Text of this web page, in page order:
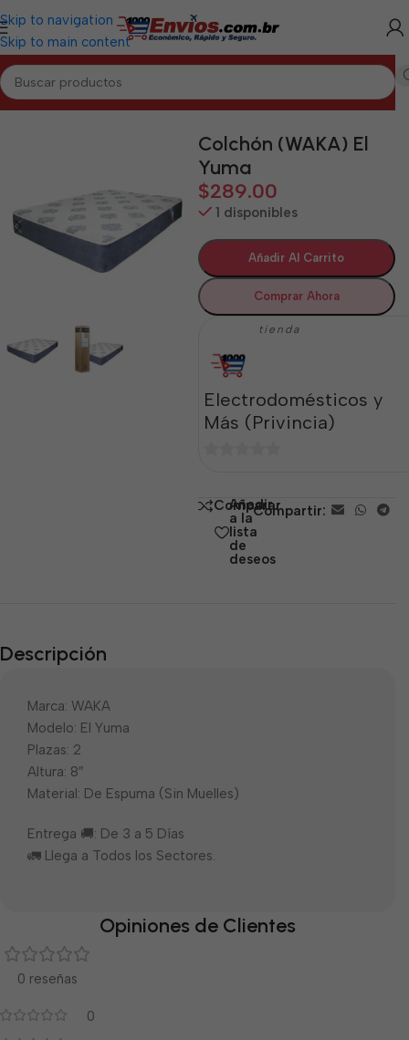
Skip to navigation
Skip to main content
Inicio/GUANTÁNAMO/Hogar Guantánamo
Colchón (WAKA) El
Yuma
$289.00
1 disponibles
Añadir Al Carrito
Comprar Ahora
tienda
Electrodomésticos y
Más (Privincia)
5 Comparar
Añadir
a la
lista
de
deseos
Compartir:
Descripción
Marca: WAKA
Modelo: El Yuma
Plazas: 2
Altura: 8″
Material: De Espuma (Sin Muelles)
Entrega 🚚: De 3 a 5 Días
🚛 Llega a Todos los Sectores.
Opiniones de Clientes
0 reseñas
0